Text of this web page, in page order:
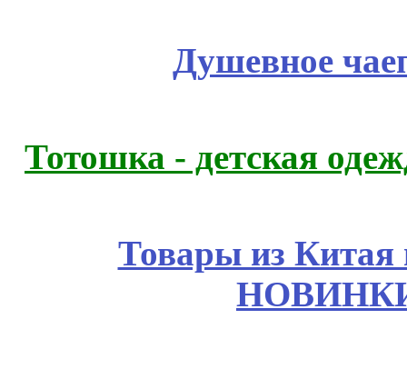
Душевное
Тотошка - детская
Товары из Китая